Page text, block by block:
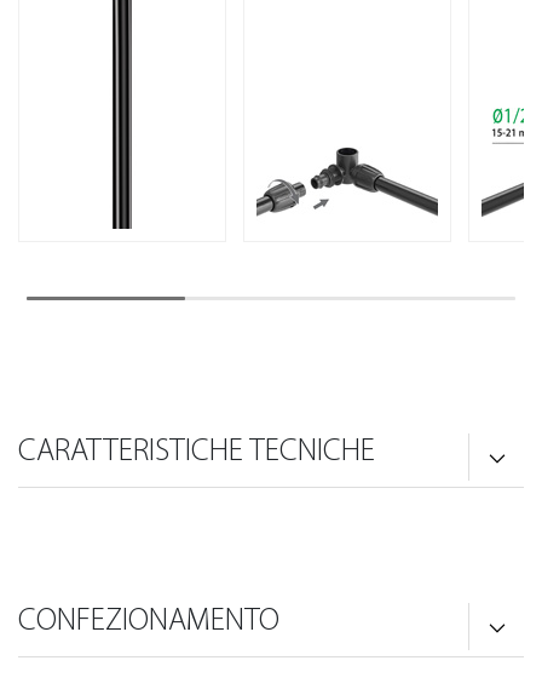
CARATTERISTICHE TECNICHE
CONFEZIONAMENTO